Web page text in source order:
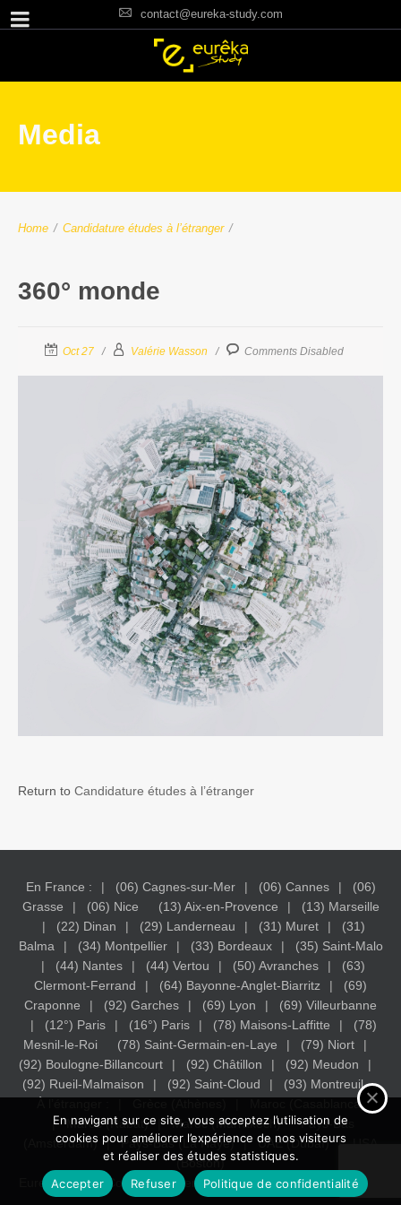
contact@eureka-study.com
Media
Home / Candidature études à l’étranger /
360° monde
Oct 27 Valérie Wasson Comments Disabled
Return to Candidature études à l’étranger
En France : (06) Cagnes-sur-Mer (06) Cannes
(06)
Grasse
(06) Nice (13) Aix-en-Provence
(13) Marseille
(22) Dinan
(29) Landerneau (31) Muret
(31)
Balma
(34) Montpellier (33) Bordeaux
(35) Saint-Malo
(44) Nantes
(44) Vertou (50) Avranches
(63)
Clermont-Ferrand
(64) Bayonne-Anglet-Biarritz
(69)
Craponne
(92) Garches (69) Lyon
(69) Villeurbanne
(12°) Paris
(16°) Paris (78) Maisons-Laffitte
(78)
Mesnil-le-Roi
(78) Saint-Germain-en-Laye
(79) Niort
(92) Boulogne-Billancourt
(92) Châtillon
(92) Meudon
(92) Rueil-Malmaison
(92) Saint-Cloud
(93) Montreuil
Maroc (Casablanca)
Maroc (Rabat)
Maroc (Marrakech)
Pays-Bas
(Amsterdam)
Pays-Bas (La Haye) UAE (Dubaï)
(Boston)
Eureka Study - Conseil en orientation Scolaire.Mentions légales
En navigant sur ce site, vous acceptez l’utilisation de
cookies pour améliorer l’expérience de nos visiteurs
et réaliser des études statistiques.
Accepter
Refuser Politique de confidentialité